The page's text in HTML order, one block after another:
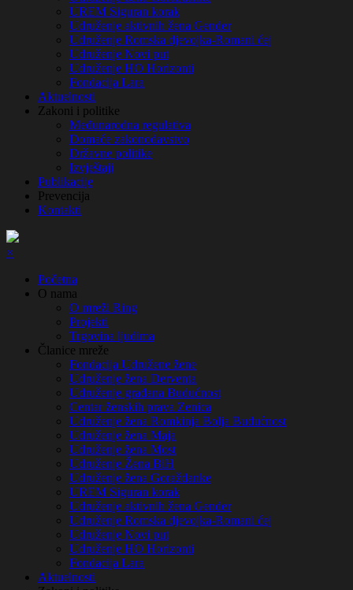
UREM Siguran korak
Udruženje aktivnih žena Gender
Udruženje Romska djevojka-Romani ćej
Udruženje Novi put
Udruženje HO Horizonti
Fondacija Lara
Aktuelnosti
Zakoni i politike
Međunarodna regulativa
Domaće zakonodavstvo
Državne politike
Izvještaji
Publikacije
Prevencija
Kontakti
×
Početna
О nama
O mreži Ring
Projekti
Trgovina ljudima
Članice mreže
Fondacija Udružene žene
Udruženje žena Derventa
Udruženje građana Budućnost
Centar ženskih prava Zenica
Udruženje žena Romkinja Bolja Budućnost
Udruženje žena Maja
Udruženje žena Most
Udruženje Žena BiH
Udruženje žena Goraždanke
UREM Siguran korak
Udruženje aktivnih žena Gender
Udruženje Romska djevojka-Romani ćej
Udruženje Novi put
Udruženje HO Horizonti
Fondacija Lara
Aktuelnosti